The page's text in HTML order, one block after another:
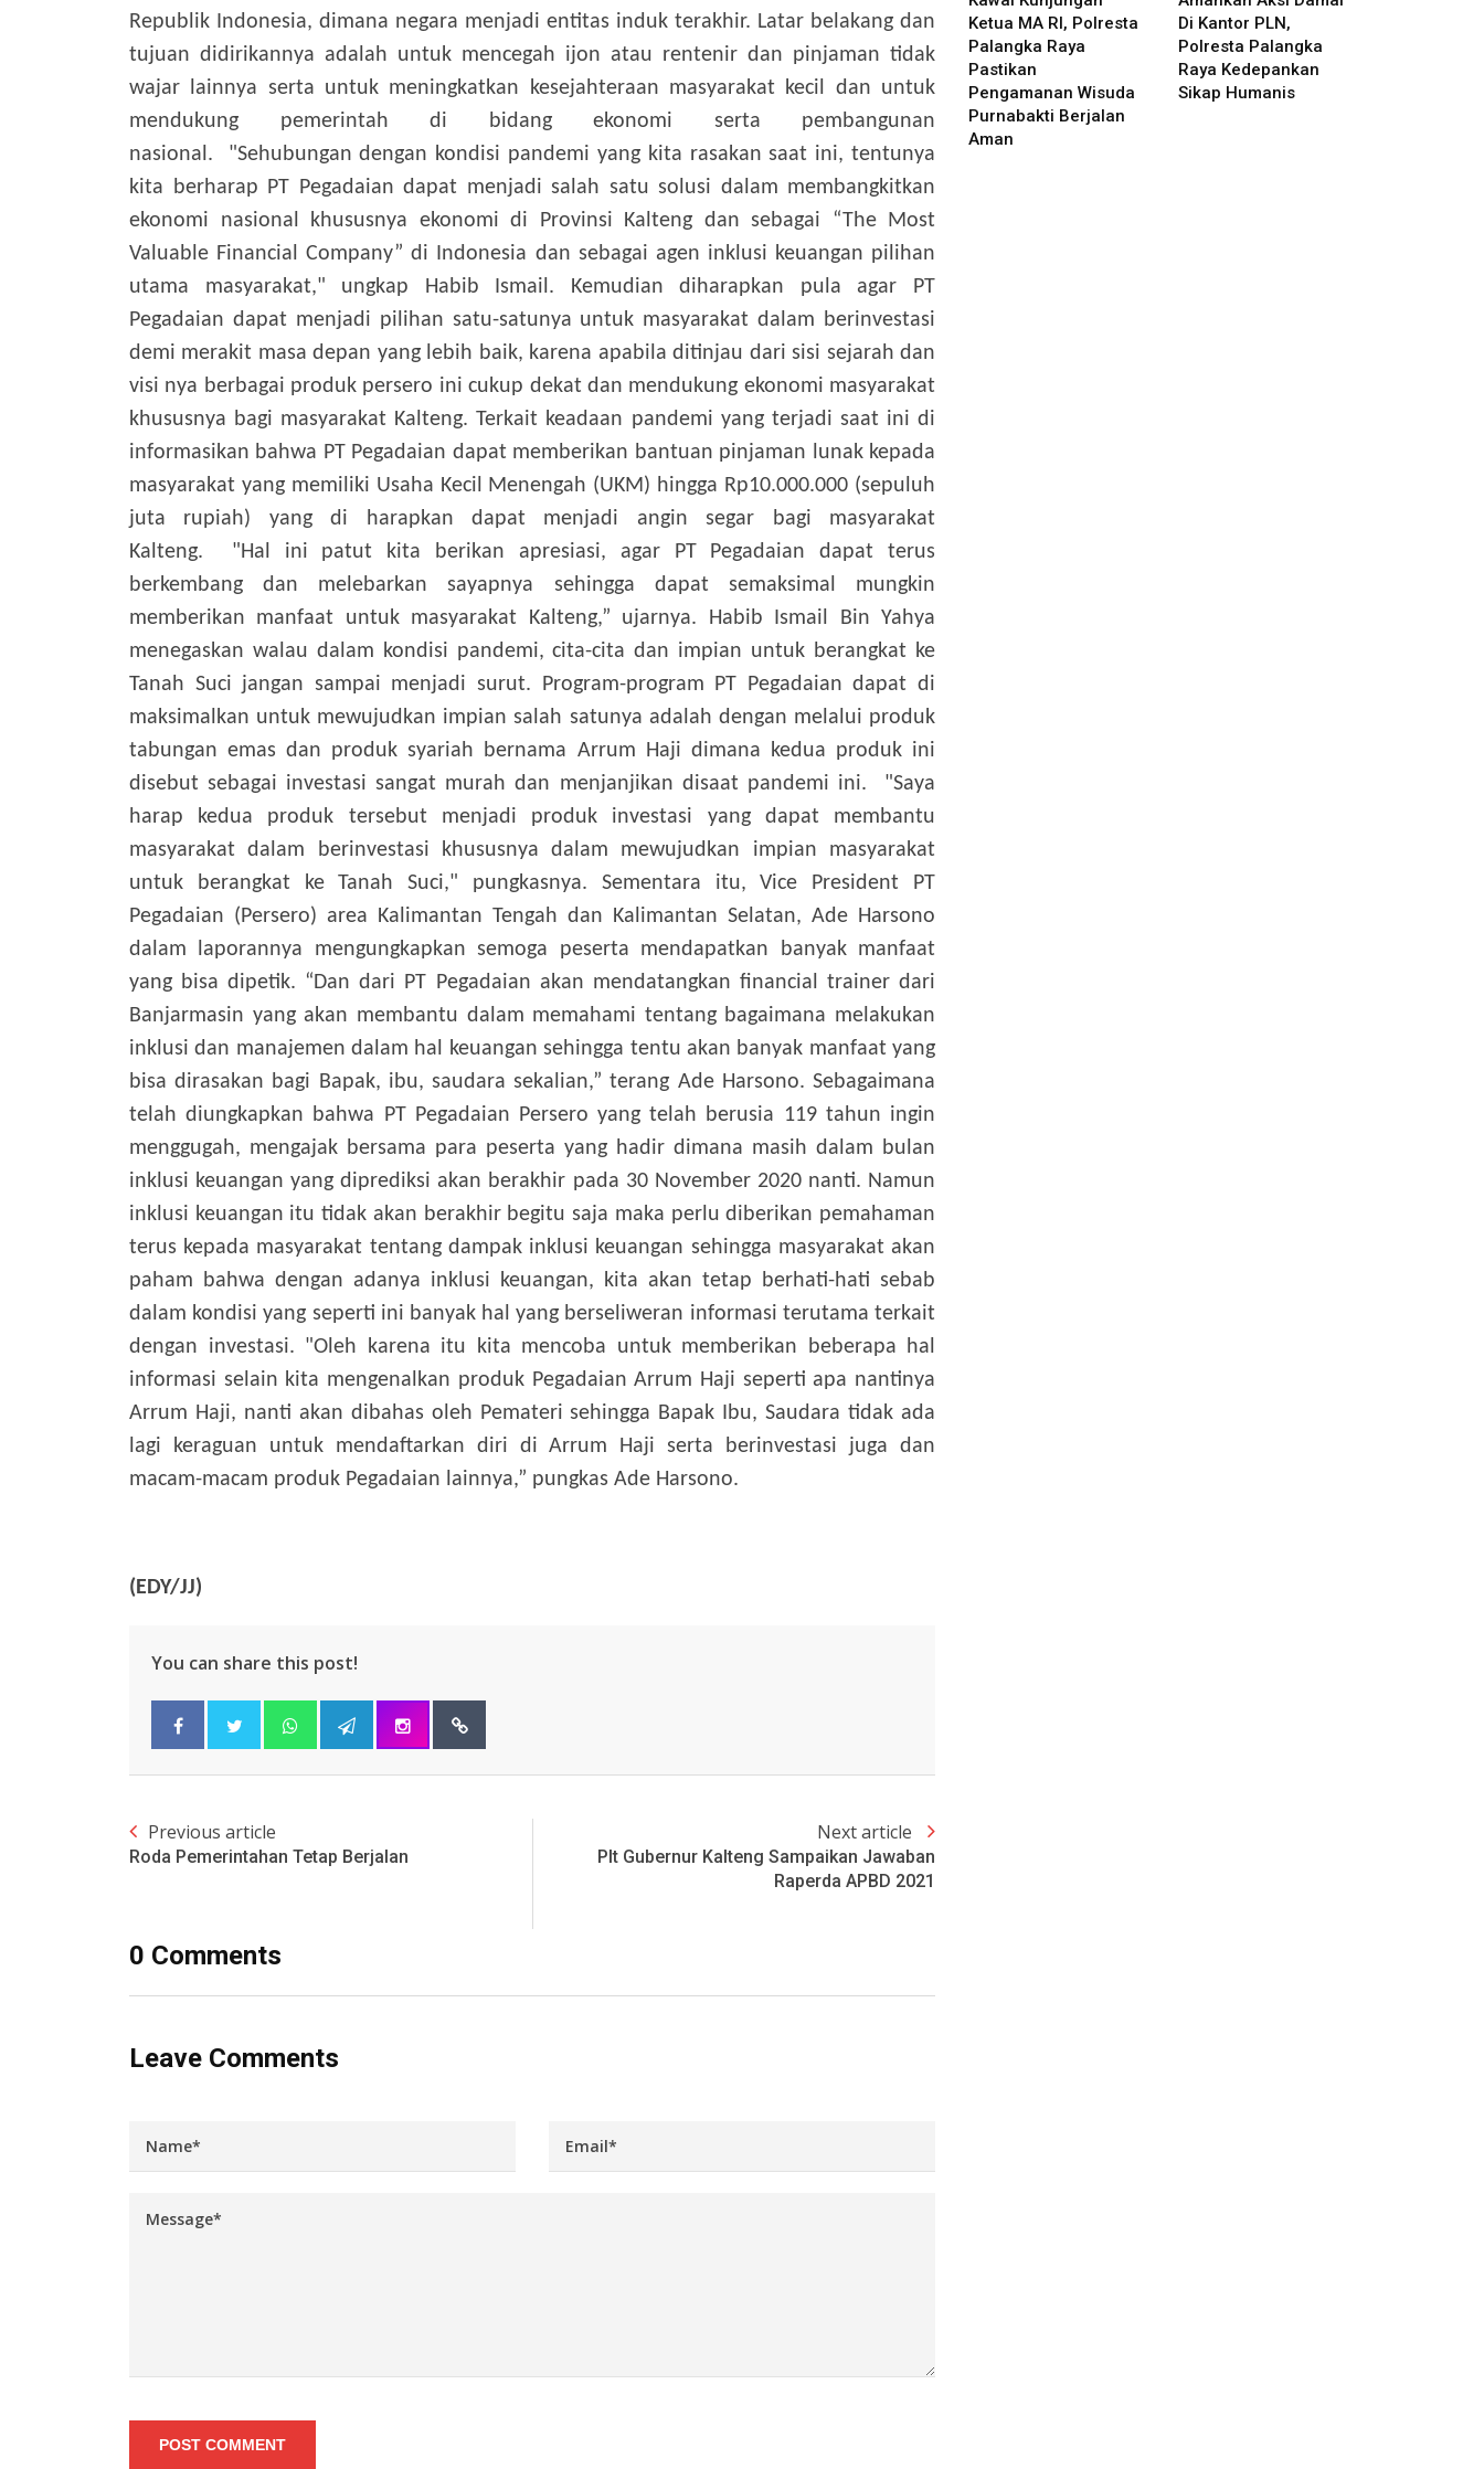
Republik Indonesia, dimana negara menjadi entitas induk terakhir. Latar belakang dan
tujuan didirikannya adalah untuk mencegah ijon atau rentenir dan pinjaman tidak
wajar lainnya serta untuk meningkatkan kesejahteraan masyarakat kecil dan untuk
mendukung pemerintah di bidang ekonomi serta pembangunan
nasional. "Sehubungan dengan kondisi pandemi yang kita rasakan saat ini, tentunya
kita berharap PT Pegadaian dapat menjadi salah satu solusi dalam membangkitkan
ekonomi nasional khususnya ekonomi di Provinsi Kalteng dan sebagai “The Most
Valuable Financial Company” di Indonesia dan sebagai agen inklusi keuangan pilihan
utama masyarakat," ungkap Habib Ismail. Kemudian diharapkan pula agar PT
Pegadaian dapat menjadi pilihan satu-satunya untuk masyarakat dalam berinvestasi
demi merakit masa depan yang lebih baik, karena apabila ditinjau dari sisi sejarah dan
visi nya berbagai produk persero ini cukup dekat dan mendukung ekonomi masyarakat
khususnya bagi masyarakat Kalteng.Terkait keadaan pandemi yang terjadi saat ini di
informasikan bahwa PT Pegadaian dapat memberikan bantuan pinjaman lunak kepada
masyarakat yang memiliki Usaha Kecil Menengah (UKM) hingga Rp10.000.000 (sepuluh
juta rupiah) yang di harapkan dapat menjadi angin segar bagi masyarakat
Kalteng. "Hal ini patut kita berikan apresiasi, agar PT Pegadaian dapat terus
berkembang dan melebarkan sayapnya sehingga dapat semaksimal mungkin
memberikan manfaat untuk masyarakat Kalteng,” ujarnya. Habib Ismail Bin Yahya
menegaskan walau dalam kondisi pandemi, cita-cita dan impian untuk berangkat ke
Tanah Suci jangan sampai menjadi surut. Program-program PT Pegadaian dapat di
maksimalkan untuk mewujudkan impian salah satunya adalah dengan melalui produk
tabungan emas dan produk syariah bernama Arrum Haji dimana kedua produk ini
disebut sebagai investasi sangat murah dan menjanjikan disaat pandemi ini. "Saya
harap kedua produk tersebut menjadi produk investasi yang dapat membantu
masyarakat dalam berinvestasi khususnya dalam mewujudkan impian masyarakat
untuk berangkat ke Tanah Suci," pungkasnya. Sementara itu, Vice President PT
Pegadaian (Persero) area Kalimantan Tengah dan Kalimantan Selatan, Ade Harsono
dalam laporannya mengungkapkan semoga peserta mendapatkan banyak manfaat
yang bisa dipetik. “Dan dari PT Pegadaian akan mendatangkan financial trainer dari
Banjarmasin yang akan membantu dalam memahami tentang bagaimana melakukan
inklusi dan manajemen dalam hal keuangan sehingga tentu akan banyak manfaat yang
bisa dirasakan bagi Bapak, ibu, saudara sekalian,” terang Ade Harsono. Sebagaimana
telah diungkapkan bahwa PT Pegadaian Persero yang telah berusia 119 tahun ingin
menggugah, mengajak bersama para peserta yang hadir dimana masih dalam bulan
inklusi keuangan yang diprediksi akan berakhir pada 30 November 2020 nanti. Namun
inklusi keuangan itu tidak akan berakhir begitu saja maka perlu diberikan pemahaman
terus kepada masyarakat tentang dampak inklusi keuangan sehingga masyarakat akan
paham bahwa dengan adanya inklusi keuangan, kita akan tetap berhati-hati sebab
dalam kondisi yang seperti ini banyak hal yang berseliweran informasi terutama terkait
dengan investasi. "Oleh karena itu kita mencoba untuk memberikan beberapa hal
informasi selain kita mengenalkan produk Pegadaian Arrum Haji seperti apa nantinya
Arrum Haji, nanti akan dibahas oleh Pemateri sehingga Bapak Ibu, Saudara tidak ada
lagi keraguan untuk mendaftarkan diri di Arrum Haji serta berinvestasi juga dan
macam-macam produk Pegadaian lainnya,” pungkas Ade Harsono.
(EDY/JJ)
You can share this post!
Previous article
Roda Pemerintahan Tetap Berjalan
Next article
Plt Gubernur Kalteng Sampaikan Jawaban
Raperda APBD 2021
0 Comments
Leave Comments
POST COMMENT
Ketua MA RI, Polresta
Palangka Raya
Pastikan
Pengamanan Wisuda
Purnabakti Berjalan
Aman
Di Kantor PLN,
Polresta Palangka
Raya Kedepankan
Sikap Humanis